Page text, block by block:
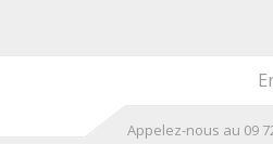
Appelez-nous au 09